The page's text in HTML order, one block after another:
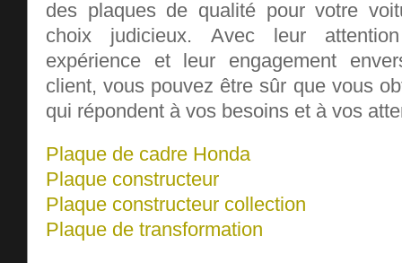
des plaques de qualité pour votre
choix judicieux. Avec leur
expérience et leur engagement
client, vous pouvez être sûr que vous
qui répondent à vos besoins et à vos
Plaque de cadre Honda
Plaque constructeur
Plaque constructeur collection
Plaque de transformation